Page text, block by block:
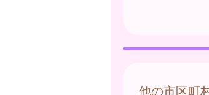
他の市区町